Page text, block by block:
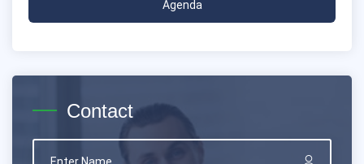
Agenda
Contact